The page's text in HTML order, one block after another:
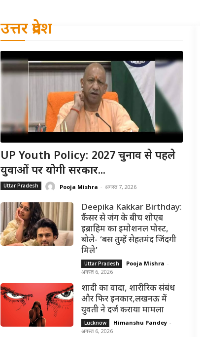
उत्तर प्रदेश
UP Youth Policy: 2027 चुनाव से पहले
युवाओं पर योगी सरकार...
Uttar Pradesh Pooja Mishra - अगस्त 7, 2026
Deepika Kakkar Birthday:
कैंसर से जंग के बीच शोएब
इब्राहिम का इमोशनल पोस्ट,
बोले- ‘बस तुम्हें सेहतमंद जिंदगी
मिले’
Uttar Pradesh Pooja Mishra -
अगस्त 6, 2026
शादी का वादा, शारीरिक संबंध
और फिर इनकार,लखनऊ में
युवती ने दर्ज कराया मामला
Lucknow Himanshu Pandey -
अगस्त 6, 2026